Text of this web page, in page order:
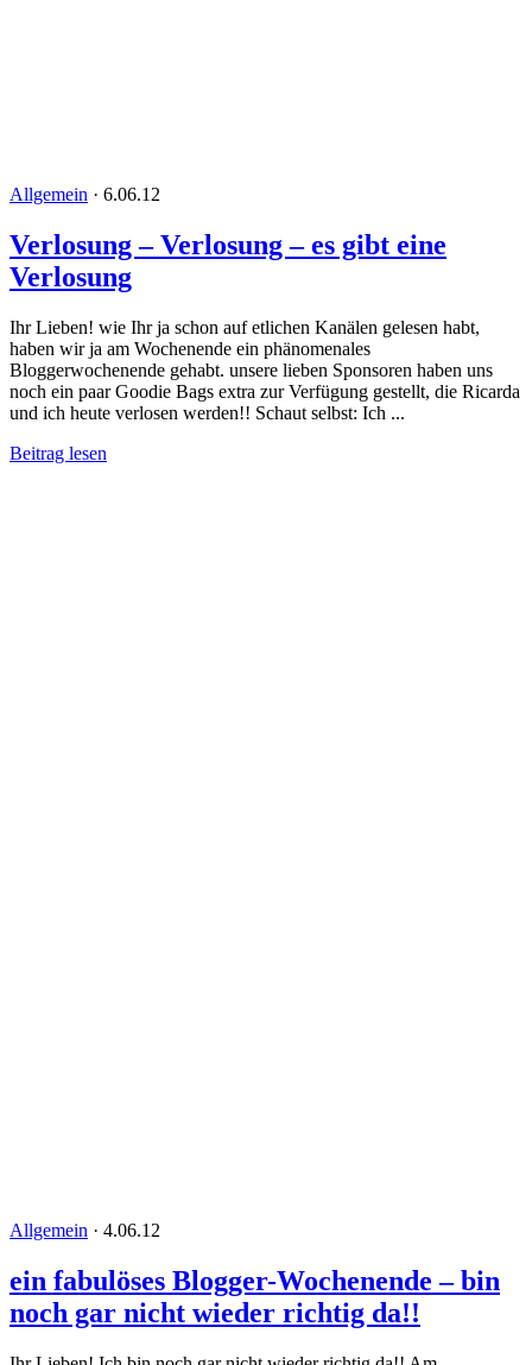
Allgemein · 6.06.12
Verlosung – Verlosung – es gibt eine
Verlosung
Ihr Lieben! wie Ihr ja schon auf etlichen Kanälen gelesen habt,
haben wir ja am Wochenende ein phänomenales
Bloggerwochenende gehabt. unsere lieben Sponsoren haben uns
noch ein paar Goodie Bags extra zur Verfügung gestellt, die Ricarda
und ich heute verlosen werden!! Schaut selbst: Ich ...
Beitrag lesen
Allgemein · 4.06.12
ein fabulöses Blogger-Wochenende – bin
noch gar nicht wieder richtig da!!